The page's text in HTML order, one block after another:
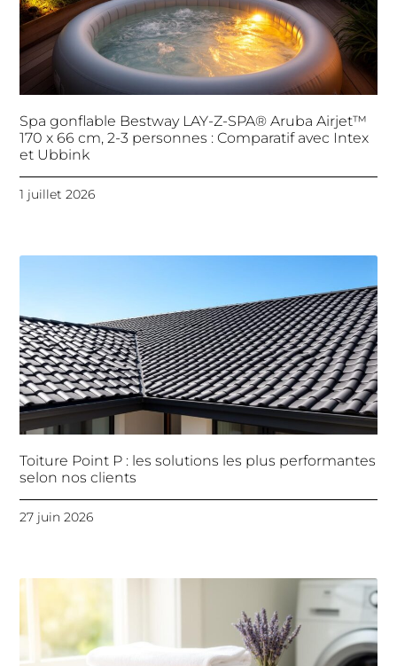
Spa gonflable Bestway LAY-Z-SPA® Aruba Airjet™
170 x 66 cm, 2-3 personnes : Comparatif avec Intex
et Ubbink
1 juillet 2026
Toiture Point P : les solutions les plus performantes
selon nos clients
27 juin 2026